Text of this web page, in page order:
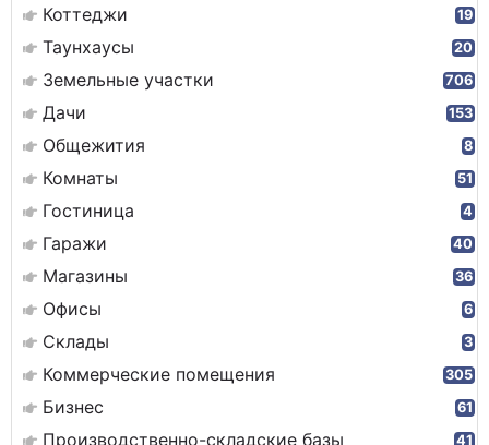
Коттеджи 19
Таунхаусы 20
Земельные участки 706
Дачи 153
Общежития 8
Комнаты 51
Гостиница 4
Гаражи 40
Магазины 36
Офисы 6
Склады 3
Коммерческие помещения 305
Бизнес 61
Производственно-складские базы 41